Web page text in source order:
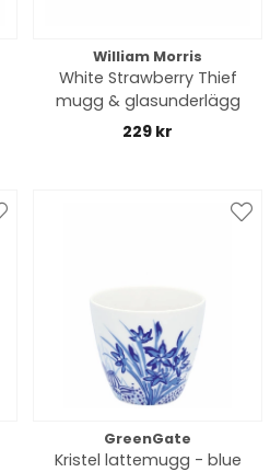
William Morris
White Strawberry Thief
mugg & glasunderlägg
229 kr
GreenGate
Kristel lattemugg - blue